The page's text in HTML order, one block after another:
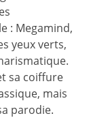
: Megamind,
yeux verts,
sa coiffure
mais
parodie.